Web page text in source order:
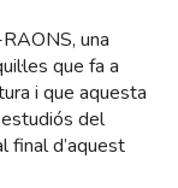
una
que fa a
i que aquesta
estudiós del
final d’aquest